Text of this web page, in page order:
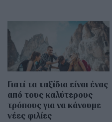
Γιατί τα ταξίδια είναι ένας
από τους καλύτερους
τρόπους για να κάνουμε
νέες φιλίες